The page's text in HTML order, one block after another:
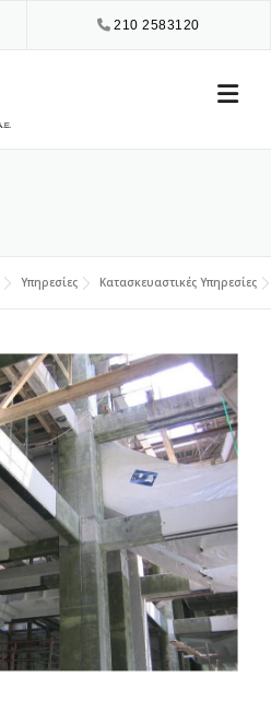
210 2583120
Υπηρεσίες Κατασκευαστικές Υπηρεσίες